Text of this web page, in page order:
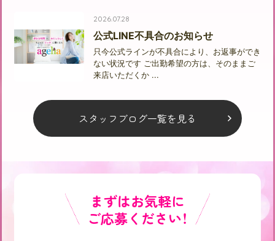
2026.07.28
公式LINE不具合のお知らせ
只今公式ラインが不具合により、お返事ができ
ない状況です ご出勤希望の方は、そのままご
来店いただくか ...
スタッフブログ一覧を見る
まずはお気軽に
ご応募ください！